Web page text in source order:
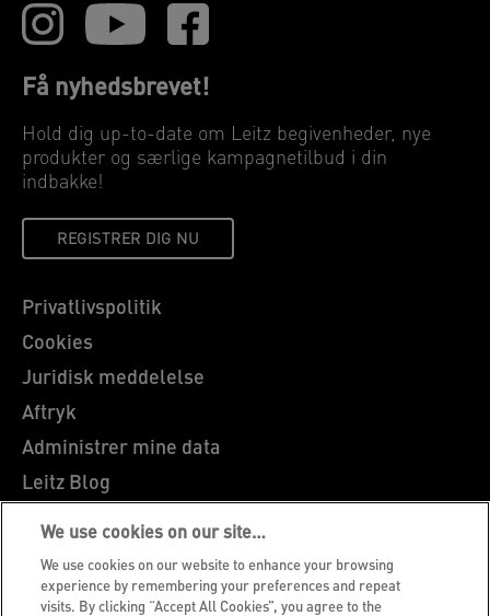
Få nyhedsbrevet!
Hold dig up-to-date om Leitz begivenheder, nye
produkter og særlige kampagnetilbud i din
indbakke!
REGISTRER DIG NU
Privatlivspolitik
Cookies
Juridisk meddelelse
Aftryk
Administrer mine data
Leitz Blog
Karrierer
Leitz EasyPrint
Kundesupport
We use cookies on our site…
We use cookies on our website to enhance your browsing
experience by remembering your preferences and repeat
visits. By clicking “Accept All Cookies”, you agree to the